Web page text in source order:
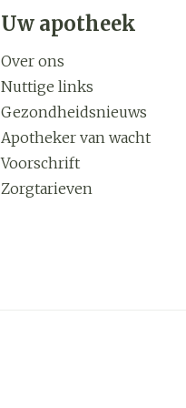
Uw apotheek
Over ons
Nuttige links
Gezondheidsnieuws
Apotheker van wacht
Voorschrift
Zorgtarieven